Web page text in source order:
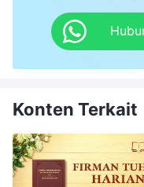
Konten Terkait